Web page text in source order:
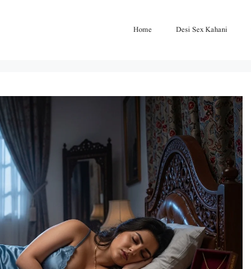
Home Desi Sex Kahani